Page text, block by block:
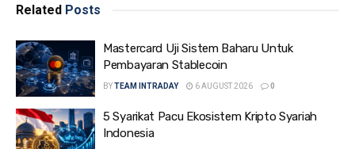
Related Posts
Mastercard Uji Sistem Baharu Untuk
Pembayaran Stablecoin
BYTEAM INTRADAY 6 AUGUST 2026 0
5 Syarikat Pacu Ekosistem Kripto Syariah
Indonesia